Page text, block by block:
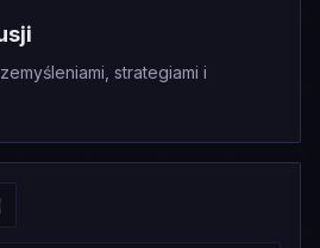
strategiami i